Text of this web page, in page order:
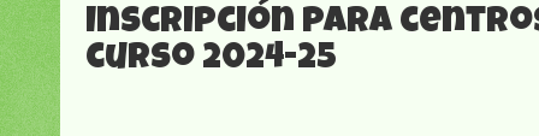
Inscripción para
curso 2024-25